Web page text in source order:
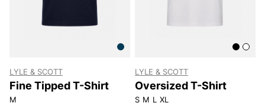
LYLE & SCOTT
Fine Tipped T-Shirt
M
LYLE & SCOTT
Oversized T-Shirt
S M L XL